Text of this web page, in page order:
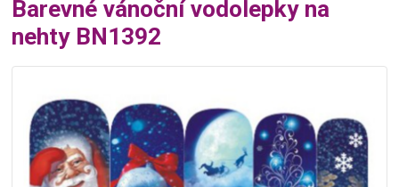
Barevné vánoční vodolepky na
nehty BN1392